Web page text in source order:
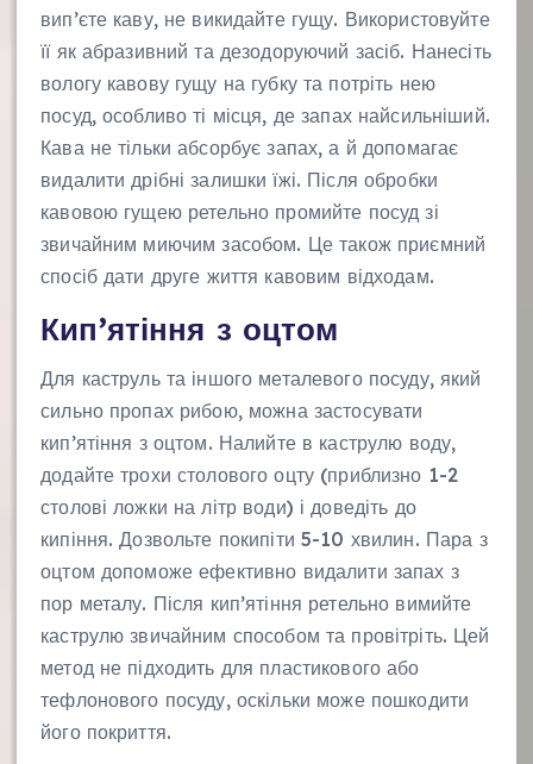
вип’єте каву, не викидайте гущу. Використовуйте
її як абразивний та дезодоруючий засіб. Нанесіть
вологу кавову гущу на губку та потріть нею
посуд, особливо ті місця, де запах найсильніший.
Кава не тільки абсорбує запах, а й допомагає
видалити дрібні залишки їжі. Після обробки
кавовою гущею ретельно промийте посуд зі
звичайним миючим засобом. Це також приємний
спосіб дати друге життя кавовим відходам.
Кип’ятіння з оцтом
Для каструль та іншого металевого посуду, який
сильно пропах рибою, можна застосувати
кип’ятіння з оцтом. Налийте в каструлю воду,
додайте трохи столового оцту (приблизно 1-2
столові ложки на літр води) і доведіть до
кипіння. Дозвольте покипіти 5-10 хвилин. Пара з
оцтом допоможе ефективно видалити запах з
пор металу. Після кип’ятіння ретельно вимийте
каструлю звичайним способом та провітріть. Цей
метод не підходить для пластикового або
тефлонового посуду, оскільки може пошкодити
його покриття.